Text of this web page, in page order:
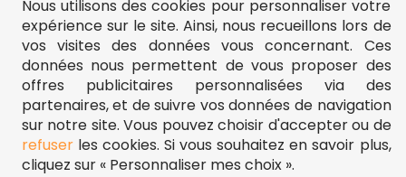
** Frais d'envoi = 6,95 € (France) / gratuit à partir de 45 €.
fou-de-puzzle.com : le site référence pour acheter des puzzles de
qualité à bon prix.
© Fou-de-puzzle.com 2011 - 2026
Nous utilisons des cookies pour personnaliser votre
expérience sur le site. Ainsi, nous recueillons lors de
vos visites des données vous concernant. Ces
données nous permettent de vous proposer des
offres publicitaires personnalisées via des
partenaires, et de suivre vos données de navigation
sur notre site. Vous pouvez choisir d'accepter ou de
refuserles cookies. Si vous souhaitez en savoir plus,
cliquez sur « Personnaliser mes choix ».